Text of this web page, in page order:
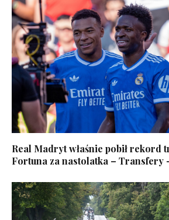
Real Madryt właśnie pobił rekord
Fortuna za nastolatka – Transfery